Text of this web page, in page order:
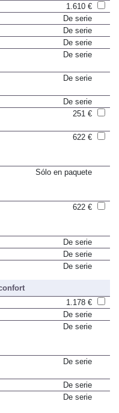
1.610 €
De serie
De serie
De serie
De serie
De serie
De serie
251 €
622 €
Sólo en paquete
622 €
De serie
De serie
De serie
1.178 €
De serie
De serie
De serie
De serie
De serie